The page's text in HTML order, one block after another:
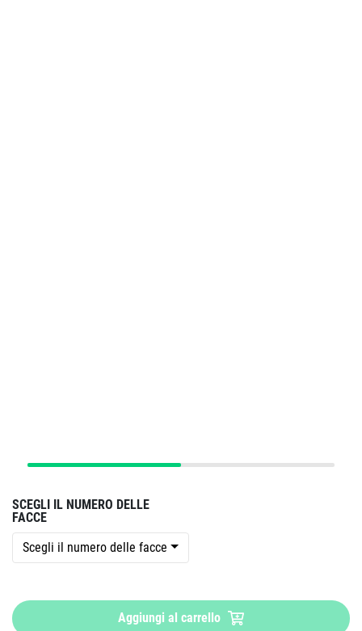
SCEGLI IL NUMERO DELLE
FACCE
Scegli il numero delle facce
Aggiungi al carrello